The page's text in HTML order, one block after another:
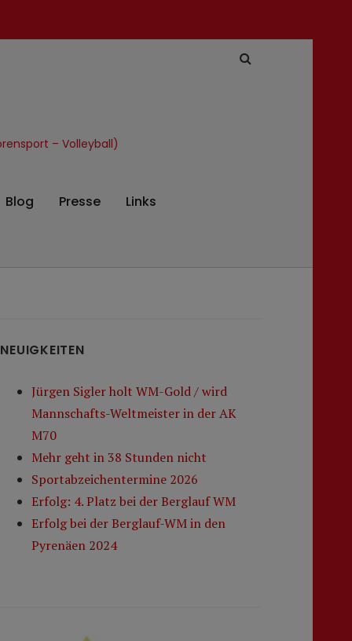
– Volleyball)
Blog Presse Links
NEUIGKEITEN
Jürgen Sigler holt WM-Gold / wird
Mannschafts-Weltmeister in der AK
M70
Mehr geht in 38 Stunden nicht
Sportabzeichentermine 2026
Erfolg: 4. Platz bei der Berglauf WM
Erfolg bei der Berglauf-WM in den
Pyrenäen 2024